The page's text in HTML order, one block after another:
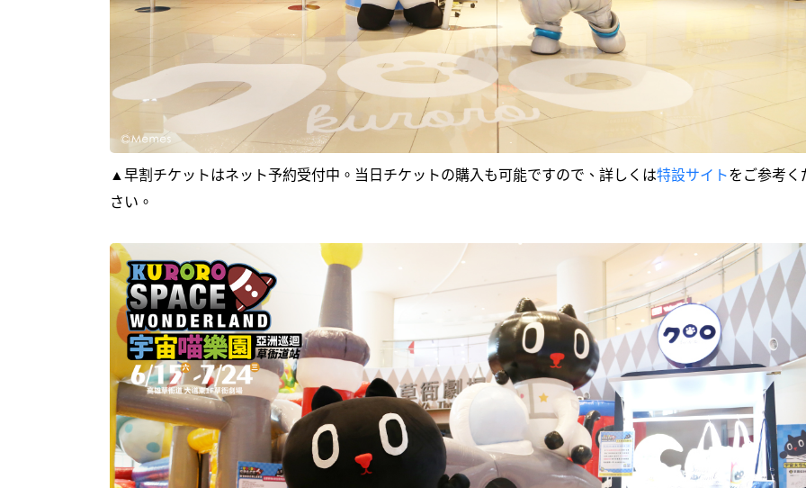
▲早割チケットはネット予約受付中。当日チケットの購入も可能ですので、詳しくは特設サイトをご参考く
さい。